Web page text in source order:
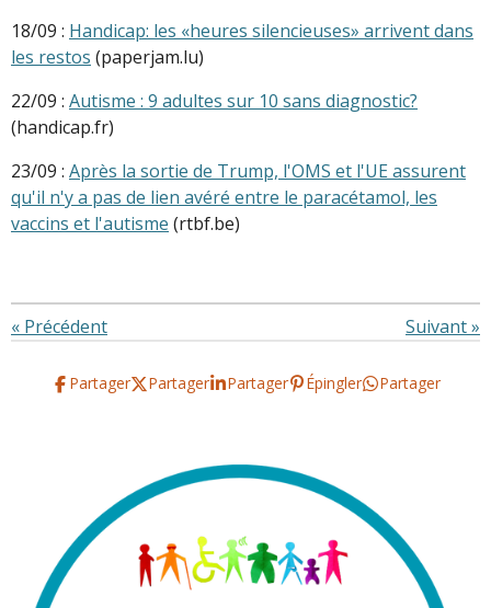
18/09 : Handicap: les «heures silencieuses» arrivent dans
les restos (paperjam.lu)
22/09 : Autisme : 9 adultes sur 10 sans diagnostic?
(handicap.fr)
23/09 : Après la sortie de Trump, l'OMS et l'UE assurent
qu'il n'y a pas de lien avéré entre le paracétamol, les
vaccins et l'autisme (rtbf.be)
« Précédent Suivant»
Partager Partager Partager Épingler Partager